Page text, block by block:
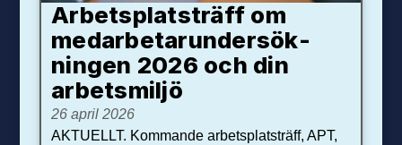
Arbetsplats­träff om
med­arbetar­under­sök­
ningen 2026 och din
arbets­miljö
26 april 2026
AKTUELLT. Kommande arbetsplatsträff, APT,